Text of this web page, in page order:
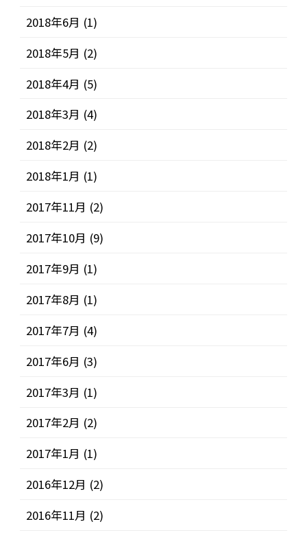
2018年6月 (1)
2018年5月 (2)
2018年4月 (5)
2018年3月 (4)
2018年2月 (2)
2018年1月 (1)
2017年11月 (2)
2017年10月 (9)
2017年9月 (1)
2017年8月 (1)
2017年7月 (4)
2017年6月 (3)
2017年3月 (1)
2017年2月 (2)
2017年1月 (1)
2016年12月 (2)
2016年11月 (2)